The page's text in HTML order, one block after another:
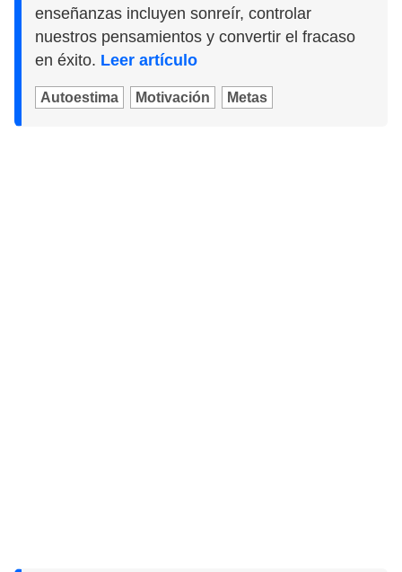
enseñanzas incluyen sonreír, controlar
nuestros pensamientos y convertir el fracaso
en éxito. Leer artículo
Autoestima Motivación Metas